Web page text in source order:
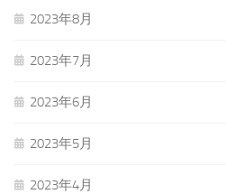
2023年8月
2023年7月
2023年6月
2023年5月
2023年4月